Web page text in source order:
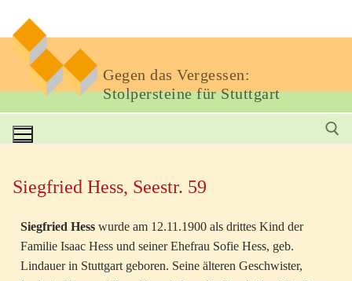
Gegen das Vergessen:
Stolpersteine für Stuttgart
Siegfried Hess, Seestr. 59
Siegfried Hess wurde am 12.11.1900 als drittes Kind der
Familie Isaac Hess und seiner Ehefrau Sofie Hess, geb.
Lindauer in Stuttgart geboren. Seine älteren Geschwister,